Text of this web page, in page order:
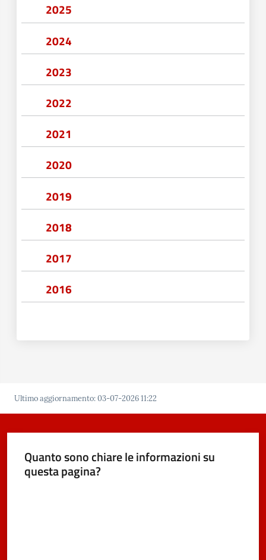
2025
2024
2023
2022
2021
2020
2019
2018
2017
2016
Ultimo aggiornamento:03-07-2026 11:22
Quanto sono chiare le informazioni su
questa pagina?